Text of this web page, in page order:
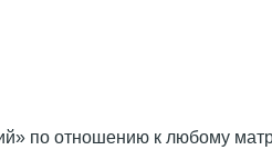
по отношению к любому